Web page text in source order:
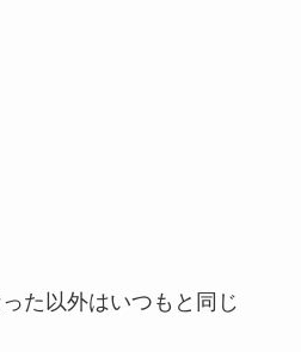
た以外はいつもと同じ